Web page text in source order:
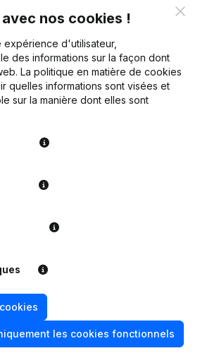
Statuts (Traduction, Coordination,
Divers
Capital, Actions
Rubrique Restructuration (Fusion,
nos cookies !
d'utilisateur,
des informations sur la façon dont
La politique en matière de cookies
quelles informations sont visées et
sur la manière dont elles sont
les cookies fonctionnels